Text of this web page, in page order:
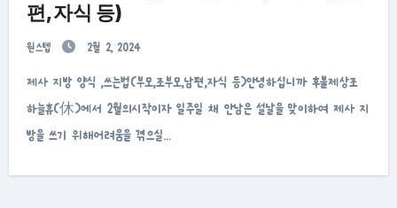
편,자식 등)
원스텝 2월 2, 2024
제사 지방 양식 ,쓰는법(부모,조부모,남편,자식 등)안녕하십니까 후불제상조
하늘휴(休)에서 2월의시작이자 일주일 채 안남은 설날을 맞이하여 제사 지
방을 쓰기 위해어려움을 겪으실…